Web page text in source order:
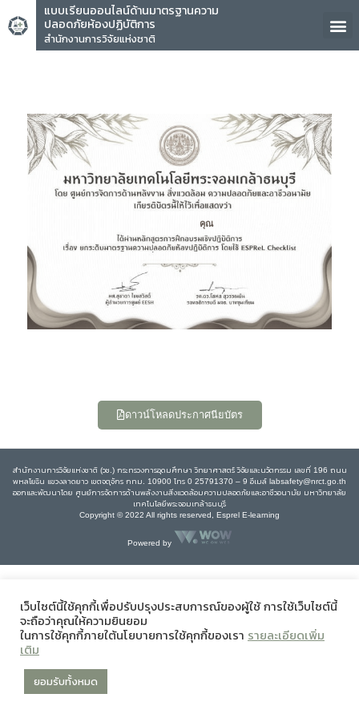
แบบเรียนออนไลน์ด้านมาตรฐานความ
ปลอดภัยห้องปฏิบัติการ
สำนักงานการวิจัยแห่งชาติ
คุณ
ดาวน์โหลดประกาศนียบัตร
สำนักงานการวิจัยแห่งชาติ (วช.) กระทรวงการอุดมศึกษา วิทยาศาสตร์ วิจัยและนวัตกรรม เลขที่ 196 ถนน
พหลโยธิน แขวงลาดยาว เขตจตุจักร กทม. 10900 โทร 0 25791370 – 9 อีเมล์ labsafety@nrct.go.th
ออกและพัฒนาโดย ศูนย์การจัดการด้านพลังงานสิ่งแวดล้อมความปลอดภัยและอาชีวอนามัย มหาวิทยาลัย
เทคโนโลยีพระจอมเกล้าธนบุรี
Copyright © 2022 All rights reserved, Esprel E-learning
Powered by
เว็บไซต์นี้ใช้คุกกี้เพื่อปรับปรุงประสบการณ์ของผู้ใช้ การใช้เว็บไซต์นี้
จะถือว่าคุณให้ความยินยอม
ในการใช้คุกกี้ภายใต้นโยบายการใช้คุกกี้ของเรา รายละเอียดเพิ่ม
เติม
ยอมรับทั้งหมด